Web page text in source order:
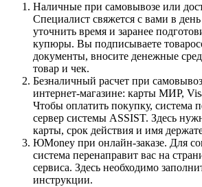
Наличные при самовывозе или
Специалист свяжется с вами в
уточнить время и заранее
купюры. Вы подписываете
документы, вносите денежные
товар и чек.
Безналичный расчет при
интернет-магазине: карты МИР,
Чтобы оплатить покупку, система
сервер системы ASSIST. Здесь
карты, срок действия и имя
ЮMoney при онлайн-заказе. Для
система перенаправит вас на
сервиса. Здесь необходимо
инструкции.